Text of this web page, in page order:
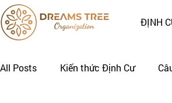
ĐỊNH
All Posts Kiến thức Định Cư